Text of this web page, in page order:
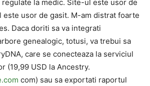
la medic. Site-ul este usor de
este usor de gasit. M-am distrat foarte
Daca doriti sa va integrati
genealogic, totusi, va trebui sa
care se conecteaza la serviciul
(19,99 USD la Ancestry.
com) sau sa exportati raportul